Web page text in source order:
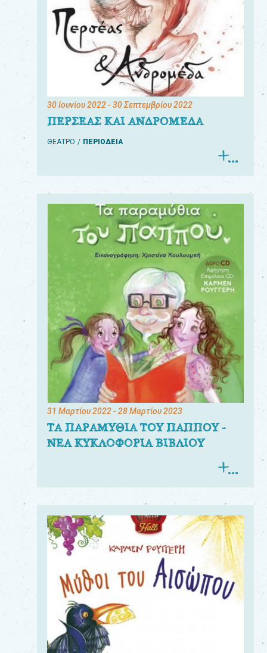
30 Ιουνίου 2022- 30 Σεπτεμβρίου 2022
ΠΕΡΣΕΑΣ ΚΑΙ ΑΝΔΡΟΜΕΔΑ
ΘΕΑΤΡΟ ΠΕΡΙΟΔΕΙΑ
31 Μαρτίου 2022- 28 Μαρτίου 2023
ΤΑ ΠΑΡΑΜΥΘΙΑ ΤΟΥ ΠΑΠΠΟΥ -
ΝΕΑ ΚΥΚΛΟΦΟΡΙΑ ΒΙΒΛΙΟΥ